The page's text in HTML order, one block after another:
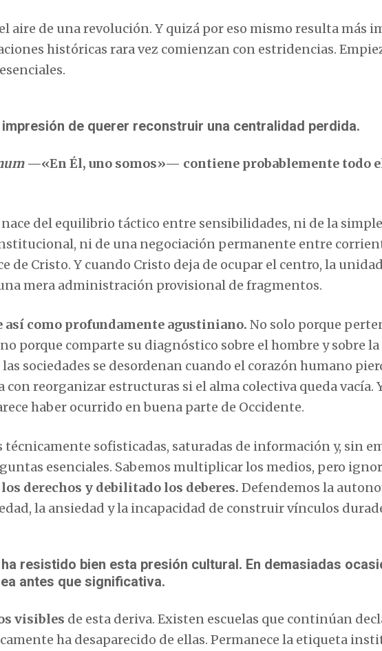
aire de una revolución. Y quizá por eso mismo resulta más
históricas rara vez comienzan con estridencias.
de querer reconstruir una centralidad perdida.
—«En Él, uno somos»— contiene probablemente todo
del equilibrio táctico entre sensibilidades, ni de la simple
ni de una negociación permanente entre
de Cristo. Y cuando Cristo deja de ocupar el centro, la
mera administración provisional de fragmentos.
así como profundamente agustiniano. No solo porque
porque comparte su diagnóstico sobre el hombre y sobre
sociedades se desordenan cuando el corazón humano
reorganizar estructuras si el alma colectiva queda vacía.
haber ocurrido en buena parte de Occidente.
técnicamente sofisticadas, saturadas de información y, sin
esenciales. Sabemos multiplicar los medios, pero
derechos y debilitado los deberes. Defendemos la
la ansiedad y la incapacidad de construir vínculos
resistido bien esta presión cultural. En demasiadas
antes que significativa.
visibles de esta deriva. Existen escuelas que continúan
ha desaparecido de ellas. Permanece la etiqueta